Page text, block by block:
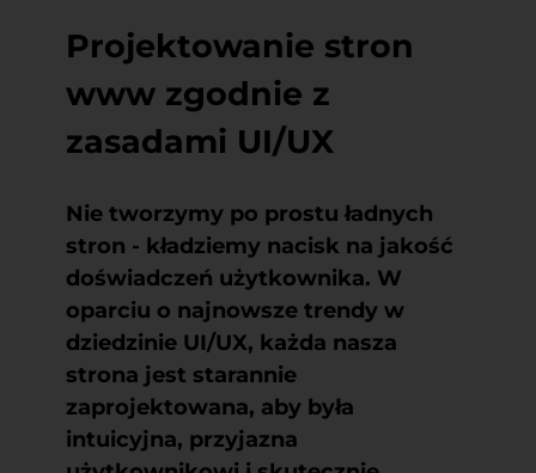
Projektowanie stron
www zgodnie z
zasadami UI/UX
Nie tworzymy po prostu ładnych
stron - kładziemy nacisk na jakość
doświadczeń użytkownika. W
oparciu o najnowsze trendy w
dziedzinie UI/UX, każda nasza
strona jest starannie
zaprojektowana, aby była
intuicyjna, przyjazna